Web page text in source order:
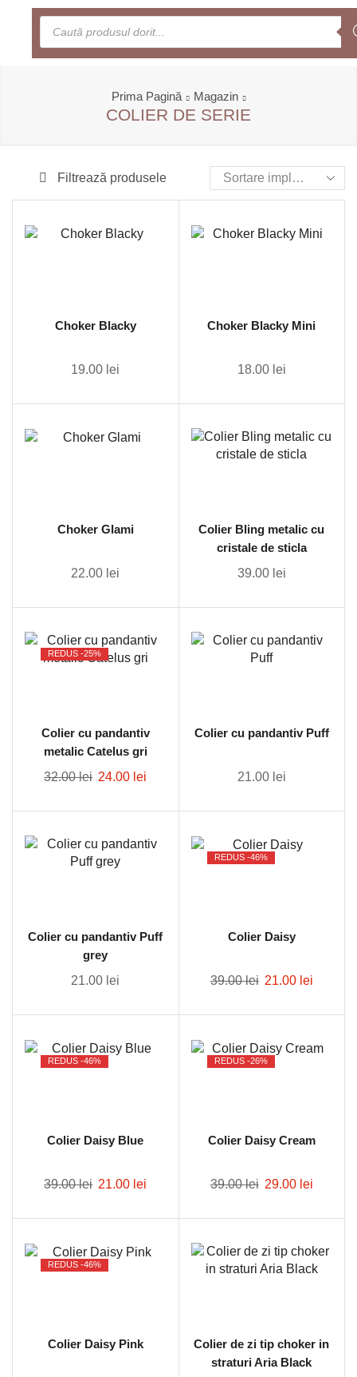
Meniu
0
Prima Pagină Magazin
COLIER DE SERIE
Filtrează produsele
Choker Blacky
19.00 lei
Choker Blacky Mini
18.00 lei
Choker Glami
22.00 lei
Colier Bling metalic cu
cristale de sticla
39.00 lei
REDUS -25%
Colier cu pandantiv
metalic Catelus gri
32.00lei 24.00 lei
Colier cu pandantiv Puff
21.00 lei
Colier cu pandantiv Puff
grey
21.00 lei
REDUS -46%
Colier Daisy
39.00lei 21.00 lei
REDUS -46%
Colier Daisy Blue
39.00lei 21.00 lei
REDUS -26%
Colier Daisy Cream
39.00lei 29.00 lei
REDUS -46%
Colier Daisy Pink
Colier de zi tip choker in
straturi Aria Black